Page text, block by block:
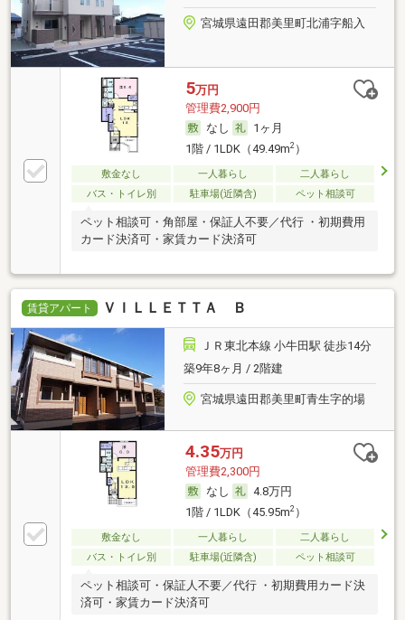
宮城県遠田郡美里町北浦字船入
5万円
管理費2,900円
なし
1ヶ月
1階 / 1LDK（49.49m2）
敷金なし 一人暮らし
二人暮らし
バス・トイレ別
駐車場(近隣含) ペット相談可
ペット相談可・角部屋・保証人不要／代行 ・初期費用
カード決済可・家賃カード決済可
賃貸アパート ＶＩＬＬＥＴＴＡ Ｂ
ＪＲ東北本線 小牛田駅 徒歩14分
築9年8ヶ月 / 2階建
宮城県遠田郡美里町青生字的場
4.35万円
管理費2,300円
なし
4.8万円
1階 / 1LDK（45.95m2）
敷金なし 一人暮らし
二人暮らし
バス・トイレ別
駐車場(近隣含) ペット相談可
ペット相談可・保証人不要／代行 ・初期費用カード決
済可・家賃カード決済可